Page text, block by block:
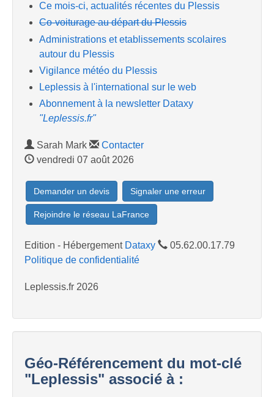
Ce mois-ci, actualités récentes du Plessis
Co-voiturage au départ du Plessis
Administrations et etablissements scolaires
autour du Plessis
Vigilance météo du Plessis
Leplessis à l'international sur le web
Abonnement à la newsletter Dataxy
"Leplessis.fr"
Sarah Mark
Contacter
vendredi 07 août 2026
Demander un devis Signaler une erreur
Rejoindre le réseau LaFrance
Edition - Hébergement Dataxy
05.62.00.17.79
Politique de confidentialité
Leplessis.fr 2026
Géo-Référencement du mot-clé
"Leplessis" associé à :